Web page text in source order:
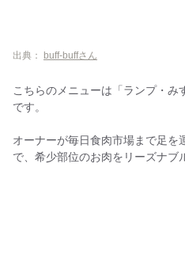
出典： buff-buffさん
こちらのメニューは「ランプ・み
です。
オーナーが毎日食肉市場まで足を
で、希少部位のお肉をリーズナブ